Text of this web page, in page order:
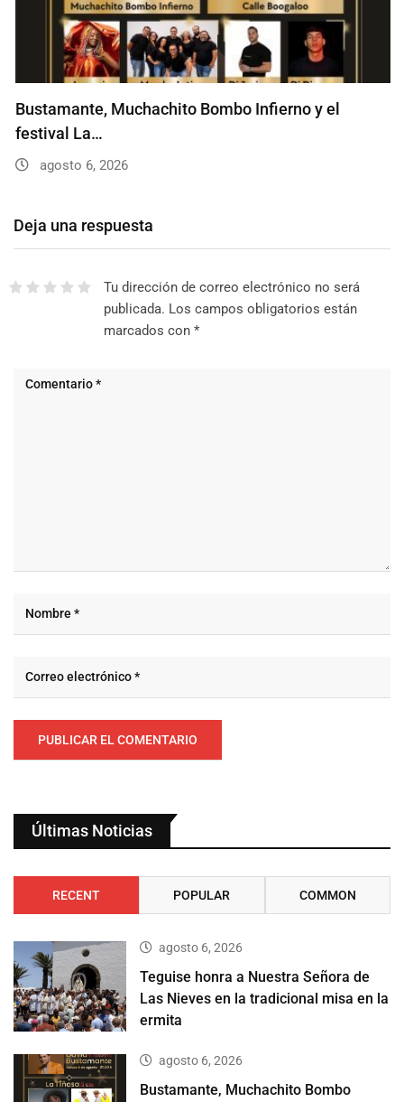
Bustamante, Muchachito Bombo Infierno y el
festival La…
agosto 6, 2026
Deja una respuesta
Tu dirección de correo electrónico no será
publicada. Los campos obligatorios están
marcados con *
Últimas Noticias
RECENT POPULAR COMMON
agosto 6, 2026
Teguise honra a Nuestra Señora de
Las Nieves en la tradicional misa en la
ermita
agosto 6, 2026
Bustamante, Muchachito Bombo